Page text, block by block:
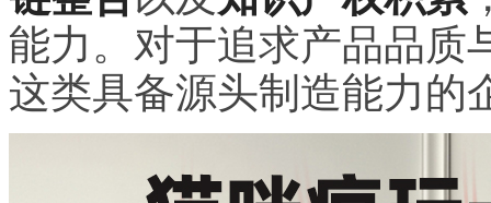
能力。对于追求产品品质
这类具备源头制造能力的